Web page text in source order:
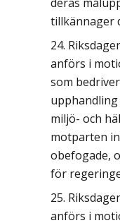
deras
tillkännager
anförs i
som
miljö- och
motparten
obefogade,
för
anförs i